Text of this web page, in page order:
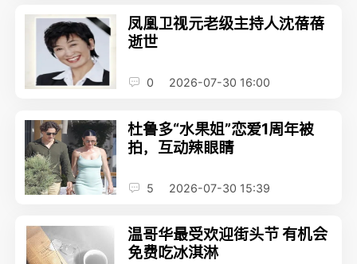
凤凰卫视元老级主持人沈蓓蓓
逝世
0 2026-07-30 16:00
杜鲁多“水果姐”恋爱1周年被
拍，互动辣眼睛
5 2026-07-30 15:39
温哥华最受欢迎街头节 有机会
免费吃冰淇淋